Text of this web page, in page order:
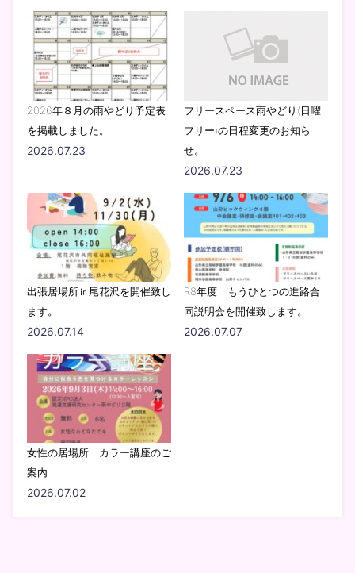
2026年８月の雨やどり予定表
を掲載しました。
2026.07.23
フリースペース雨やどり(日曜
フリー)の日程変更のお知ら
せ。
2026.07.23
出張居場所㏌尾花沢を開催致し
ます。
2026.07.14
R8年度 もうひとつの進路合
同説明会を開催致します。
2026.07.07
女性の居場所 カラー講座のご
案内
2026.07.02